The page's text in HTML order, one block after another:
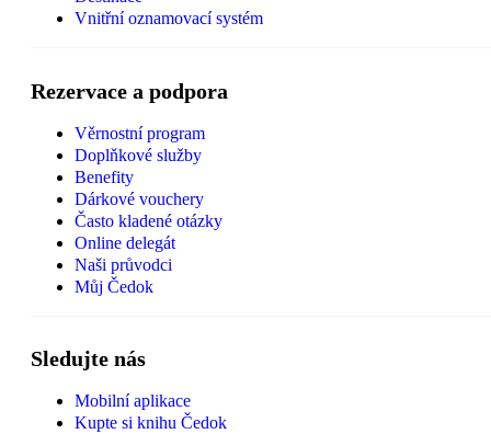
Vnitřní oznamovací systém
Rezervace a podpora
Věrnostní program
Doplňkové služby
Benefity
Dárkové vouchery
Často kladené otázky
Online delegát
Naši průvodci
Můj Čedok
Sledujte nás
Mobilní aplikace
Kupte si knihu Čedok